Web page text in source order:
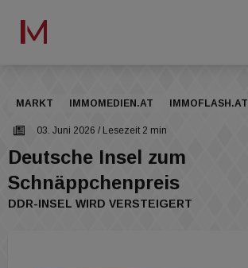
MARKT IMMOMEDIEN.AT IMMOFLASH.AT
03. Juni 2026 / Lesezeit 2 min
Deutsche Insel zum
Schnäppchenpreis
DDR-INSEL WIRD VERSTEIGERT